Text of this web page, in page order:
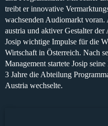
treibt er innovative
wachsenden Audiomarkt
austria und aktiver Gestalter
Josip wichtige Impulse für die
Wirtschaft in Österreich. Nach
Management startete Josip
3 Jahre die Abteilung
Austria wechselte.